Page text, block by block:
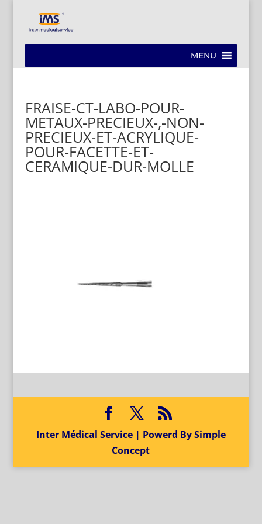
MENU
FRAISE-CT-LABO-POUR-
METAUX-PRECIEUX-,-NON-
PRECIEUX-ET-ACRYLIQUE-
POUR-FACETTE-ET-
CERAMIQUE-DUR-MOLLE
Inter Médical Service | Powerd By Simple
Concept